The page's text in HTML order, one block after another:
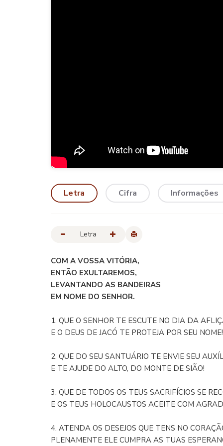
Letra Cifra Informações
Letra
COM A VOSSA VITÓRIA,
ENTÃO EXULTAREMOS,
LEVANTANDO AS BANDEIRAS
EM NOME DO SENHOR.
1. QUE O SENHOR TE ESCUTE NO DIA DA
E O DEUS DE JACÓ TE PROTEJA POR SEU NOME!
2. QUE DO SEU SANTUÁRIO TE ENVIE SEU
E TE AJUDE DO ALTO, DO MONTE DE SIÃO!
3. QUE DE TODOS OS TEUS SACRIFÍCIOS SE
E OS TEUS HOLOCAUSTOS ACEITE COM
4. ATENDA OS DESEJOS QUE TENS NO
PLENAMENTE ELE CUMPRA AS TUAS